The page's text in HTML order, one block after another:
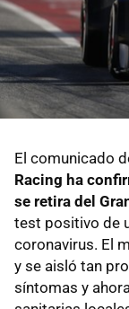
El comunicado
Racing ha
se retira del
test positivo de
coronavirus. El
y se aisló tan
síntomas y